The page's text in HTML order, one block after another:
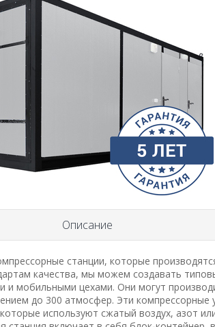
Описание
станции, которые
качества, мы можем создавать
и мобильными цехами. Они могут
до 300 атмосфер. Эти
используют сжатый воздух, азот